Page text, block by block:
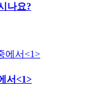
나요?
서<1>